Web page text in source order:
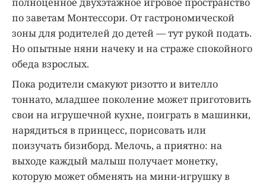
по заветам Монтессори. От гастрономической
зоны для родителей до детей — тут рукой подать.
Но опытные няни начеку и на страже спокойного
обеда взрослых.
Пока родители смакуют ризотто и вителло
тоннато, младшее поколение может приготовить
свои на игрушечной кухне, поиграть в машинки,
нарядиться в принцесс, порисовать или
поизучать бизиборд. Мелочь, а приятно: на
выходе каждый малыш получает монетку,
которую может обменять на мини-игрушку в